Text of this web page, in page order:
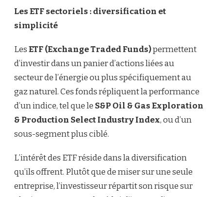
Les ETF sectoriels : diversification et
simplicité
LesETF (Exchange Traded Funds)permettent
d’investir dans un panier d’actions liées au
secteur de l’énergie ou plus spécifiquement au
gaz naturel. Ces fonds répliquent la performance
d’un indice, tel que le S&P Oil & Gas Exploration
& Production Select Industry Index, ou d’un
sous-segment plus ciblé.
L’intérêt des ETF réside dans la diversification
qu’ils offrent. Plutôt que de miser sur une seule
entreprise, l’investisseur répartit son risque sur